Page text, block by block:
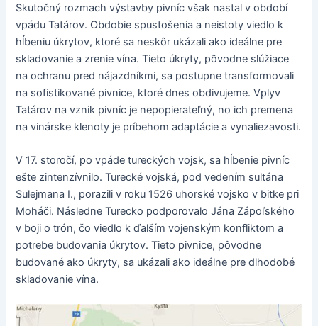
Skutočný rozmach výstavby pivníc však nastal v období
vpádu Tatárov. Obdobie spustošenia a neistoty viedlo k
hĺbeniu úkrytov, ktoré sa neskôr ukázali ako ideálne pre
skladovanie a zrenie vína. Tieto úkryty, pôvodne slúžiace
na ochranu pred nájazdníkmi, sa postupne transformovali
na sofistikované pivnice, ktoré dnes obdivujeme. Vplyv
Tatárov na vznik pivníc je nepopierateľný, no ich premena
na vinárske klenoty je príbehom adaptácie a vynaliezavosti.
V 17. storočí, po vpáde tureckých vojsk, sa hĺbenie pivníc
ešte zintenzívnilo. Turecké vojská, pod vedením sultána
Sulejmana I., porazili v roku 1526 uhorské vojsko v bitke pri
Moháči. Následne Turecko podporovalo Jána Zápoľského
v boji o trón, čo viedlo k ďalším vojenským konfliktom a
potrebe budovania úkrytov. Tieto pivnice, pôvodne
budované ako úkryty, sa ukázali ako ideálne pre dlhodobé
skladovanie vína.